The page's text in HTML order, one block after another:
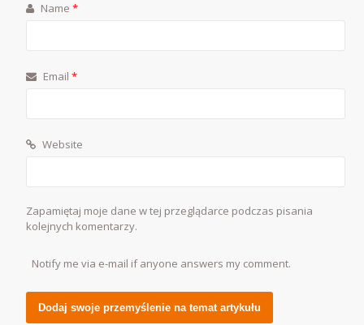
Name*
Email*
Website
Zapamiętaj moje dane w tej przeglądarce podczas pisania
kolejnych komentarzy.
Notify me via e-mail if anyone answers my comment.